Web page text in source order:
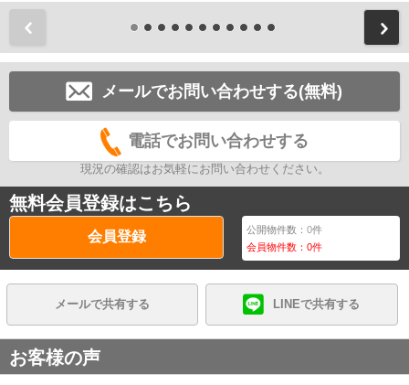
メールでお問い合わせする(無料)
電話でお問い合わせする
現況の確認はお気軽にお問い合わせください。
無料会員登録はこちら
会員登録 公開物件数：0件
会員物件数：0件
メールで共有する LINEで共有する
お客様の声